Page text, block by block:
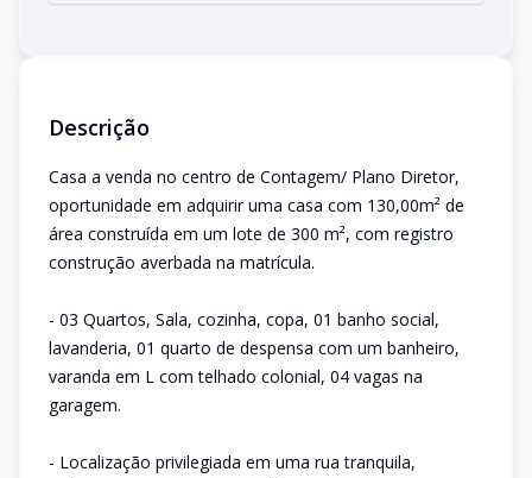
Descrição
Casa a venda no centro de Contagem/ Plano Diretor,
oportunidade em adquirir uma casa com 130,00m² de
área construída em um lote de 300 m², com registro
construção averbada na matrícula.
- 03 Quartos, Sala, cozinha, copa, 01 banho social,
lavanderia, 01 quarto de despensa com um banheiro,
varanda em L com telhado colonial, 04 vagas na
garagem.
- Localização privilegiada em uma rua tranquila,